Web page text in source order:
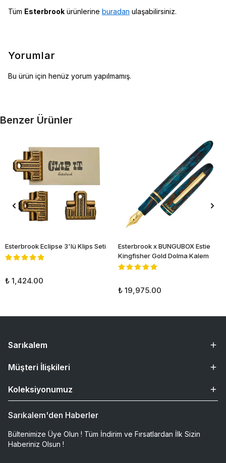
Tüm Esterbrook ürünlerine buradan ulaşabilirsiniz.
Yorumlar
Bu ürün için henüz yorum yapılmamış.
Benzer Ürünler
Esterbrook Eclipse 3'lü Klips Seti
₺ 1,424.00
Esterbrook x BUNGUBOX Estie
Kingfisher Gold Dolma Kalem
₺ 19,975.00
Sarıkalem
Müşteri İlişkileri
Koleksiyonumuz
Sarıkalem'den Haberler
Bültenimize Üye Olun ! Tüm İndirim ve Fırsatlardan İlk Sizin
Haberiniz Olsun !